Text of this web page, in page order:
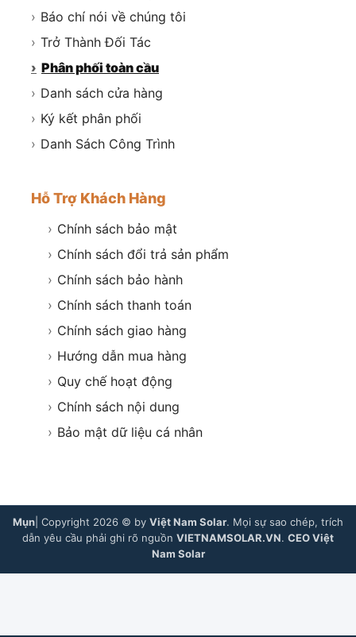
› Báo chí nói về chúng tôi
› Trở Thành Đối Tác
› Phân phối toàn cầu
› Danh sách cửa hàng
› Ký kết phân phối
› Danh Sách Công Trình
Hỗ Trợ Khách Hàng
› Chính sách bảo mật
› Chính sách đổi trả sản phẩm
› Chính sách bảo hành
› Chính sách thanh toán
› Chính sách giao hàng
› Hướng dẫn mua hàng
› Quy chế hoạt động
› Chính sách nội dung
› Bảo mật dữ liệu cá nhân
Mụn | Copyright 2026 © by Việt Nam Solar. Mọi sự sao chép, trích
dẫn yêu cầu phải ghi rõ nguồn VIETNAMSOLAR.VN. CEO Việt
Nam Solar